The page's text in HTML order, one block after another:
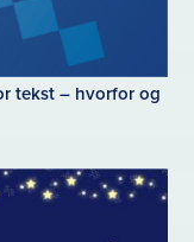
tekst – hvorfor og